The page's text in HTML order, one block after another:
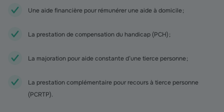
Une aide financière pour rémunérer une aide à domicile ;
La prestation de compensation du handicap (PCH) ;
La majoration pour aide constante d’une tierce personne ;
La prestation complémentaire pour recours à tierce personne
(PCRTP).